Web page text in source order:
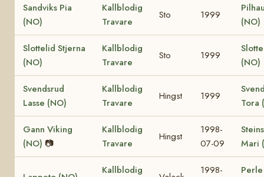
Sandviks Pia
(NO)
Kallblodig
Travare
Sto 1999
(NO)
Slottelid Stjerna
(NO)
Kallblodig
Travare
Sto 1999
(NO)
Svendsrud
Lasse (NO)
Kallblodig
Travare
Hingst 1999
Tora
Gann Viking
(NO) 📷
Kallblodig
Travare
Hingst
1998-
07-09
Mari
Kallblodig
1998-